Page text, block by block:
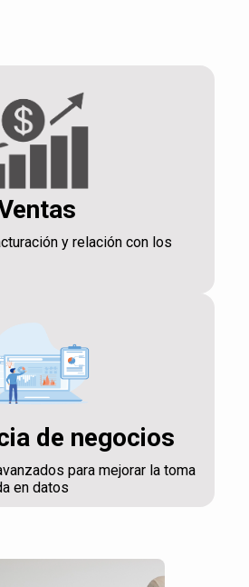
y relación con los
de negocios
para mejorar la toma
en datos